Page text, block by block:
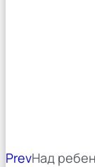
PrevНад